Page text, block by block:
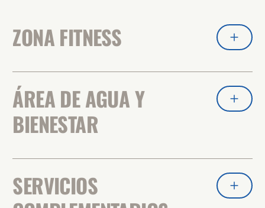
ZONA FITNESS
ÁREA DE AGUA Y
BIENESTAR
SERVICIOS